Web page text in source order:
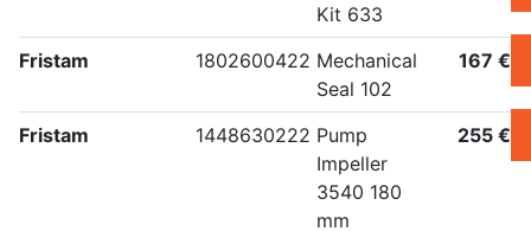
Kit 633
Fristam 1802600422 Mechanical
Seal 102
167 €
Fristam 1448630222 Pump
Impeller
3540 180
mm
255 €